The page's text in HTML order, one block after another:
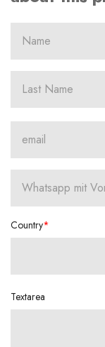
Country
Textarea